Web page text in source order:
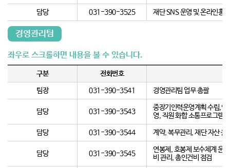
담당 031-390-3525 재단 SNS 운영 및 온라인홍
경영관리팀
구분 전화번호
팀장 031-390-3541 경영관리팀 업무 총괄
담당 031-390-3543
중장기인력운영계획 수립,인
영, 직원 화합 소통프로그램
담당 031-390-3544 계약, 복무관리, 재단 자산 운
담당 031-390-3545
연봉제, 호봉제 보수체계 운
비 관리, 총인건비 점검